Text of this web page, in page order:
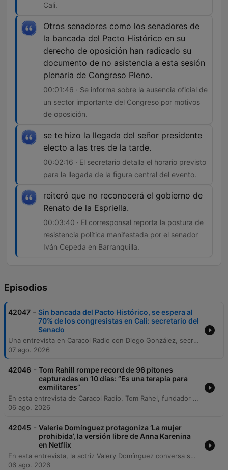
Cali.
Otros senadores como los senadores de
la bancada del Pacto Histórico en su
derecho de oposición han radicado su
documento de no asistencia a esta sesión
plenaria de Congreso Pleno.
00:01:46 · Se informa sobre la ausencia oficial de
un sector importante del Congreso por motivos
de oposición.
se te hizo la llegada del señor presidente
electo a las tres de la tarde.
00:02:16 · El secretario detalla el horario previsto
para la llegada de la figura central del evento.
reiteró que no reconocerá el gobierno de
Renato de la Espriella.
00:03:40 · El corresponsal reporta la postura de
resistencia política manifestada por el senador
Iván Cepeda en Barranquilla.
Episodios
42047 - Sin bancada del Pacto Histórico, se espera al
70% de los congresistas en Cali: secretario del
Senado
Una entrevista en Caracol Radio con Diego González, secretario del Senado, desde Cali, donde se detallan los preparativos para la sesión plenaria del Congreso de la República en la Universidad Santiago de Cali. El encuentro tiene como objetivo la toma de juramento del presidente electo Abelardo Las Preyas bajo el marco del artículo 192 constitucional. La conversación aborda aspectos logísticos, la seguridad y la previsión de asistencia parlamentaria, destacando la ausencia de la bancada del Pacto Histórico. Asimismo, se menciona la postura de la oposición en Barranquilla y las dinámicas protocolarias de las delegaciones internacionales.
07 ago. 2026
42046 - Tom Rahill rompe record de 96 pitones
capturadas en 10 días: “Es una terapia para
exmilitares”
En esta entrevista de Caracol Radio, Tom Rahel, fundador de Swam Apes, comparte su experiencia capturando pitones en los Everglades de Florida. La organización, compuesta por veteranos de guerra, utiliza la adrenalina y el desafío de enfrentar serpientes de gran tamaño como una herramienta para ayudar a militares a superar traumas y encontrar un nuevo propósito tras su servicio.
06 ago. 2026
42045 - Valerie Domínguez protagoniza ‘La mujer
prohibida’, la versión libre de Anna Karenina
en Netflix
En esta entrevista, la actriz Valery Domínguez conversa sobre su nuevo papel protagónico en la producción de Caracol para Netflix, titulada La mujer prohibida. La trama, inspirada en una versión libre de Ana Karenina de Tolstoi, presenta a la doctora Karen, una mujer que desafía las normas sociales y se involucra en un romance prohibido con el esposo de una candidata presidencial.
06 ago. 2026